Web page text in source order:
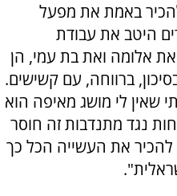
באמת את מפעל
היטב את עבודת
אלומה ואת בת עמי, הן
ברווחה, עם קשישים.
שאין לי מושג מאיפה הוא
נגד מתנדבות זה חוסר
להכיר את העשייה הכל כך